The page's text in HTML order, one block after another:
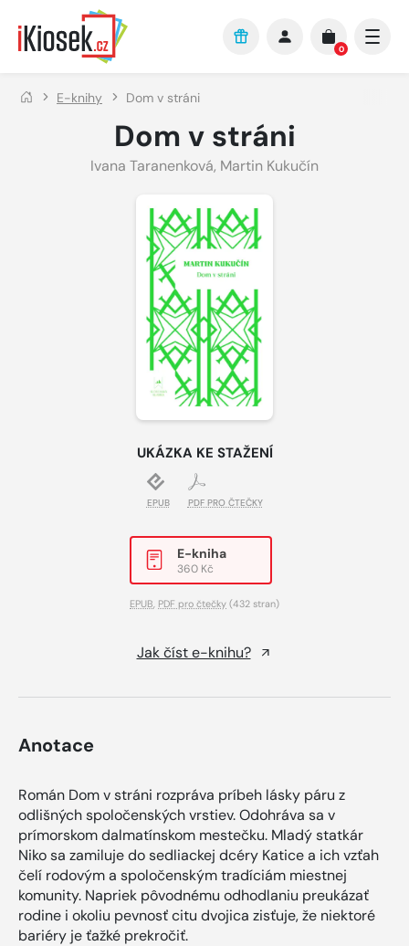
Přejít na hlavní obsah
0
E-knihy Dom v stráni
Dom v stráni
Ivana Taranenková, Martin Kukučín
UKÁZKA KE STAŽENÍ
EPUB PDF PRO ČTEČKY
E-kniha
360 Kč
EPUB PDF pro čtečky (432 stran)
Jak číst e-knihu?
Anotace
Román Dom v stráni rozpráva príbeh lásky páru z
odlišných spoločenských vrstiev. Odohráva sa v
prímorskom dalmatínskom mestečku. Mladý statkár
Niko sa zamiluje do sedliackej dcéry Katice a ich vzťah
čelí rodovým a spoločenským tradíciám miestnej
komunity. Napriek pôvodnému odhodlaniu preukázať
rodine i okoliu pevnosť citu dvojica zisťuje, že niektoré
bariéry je ťažké prekročiť.